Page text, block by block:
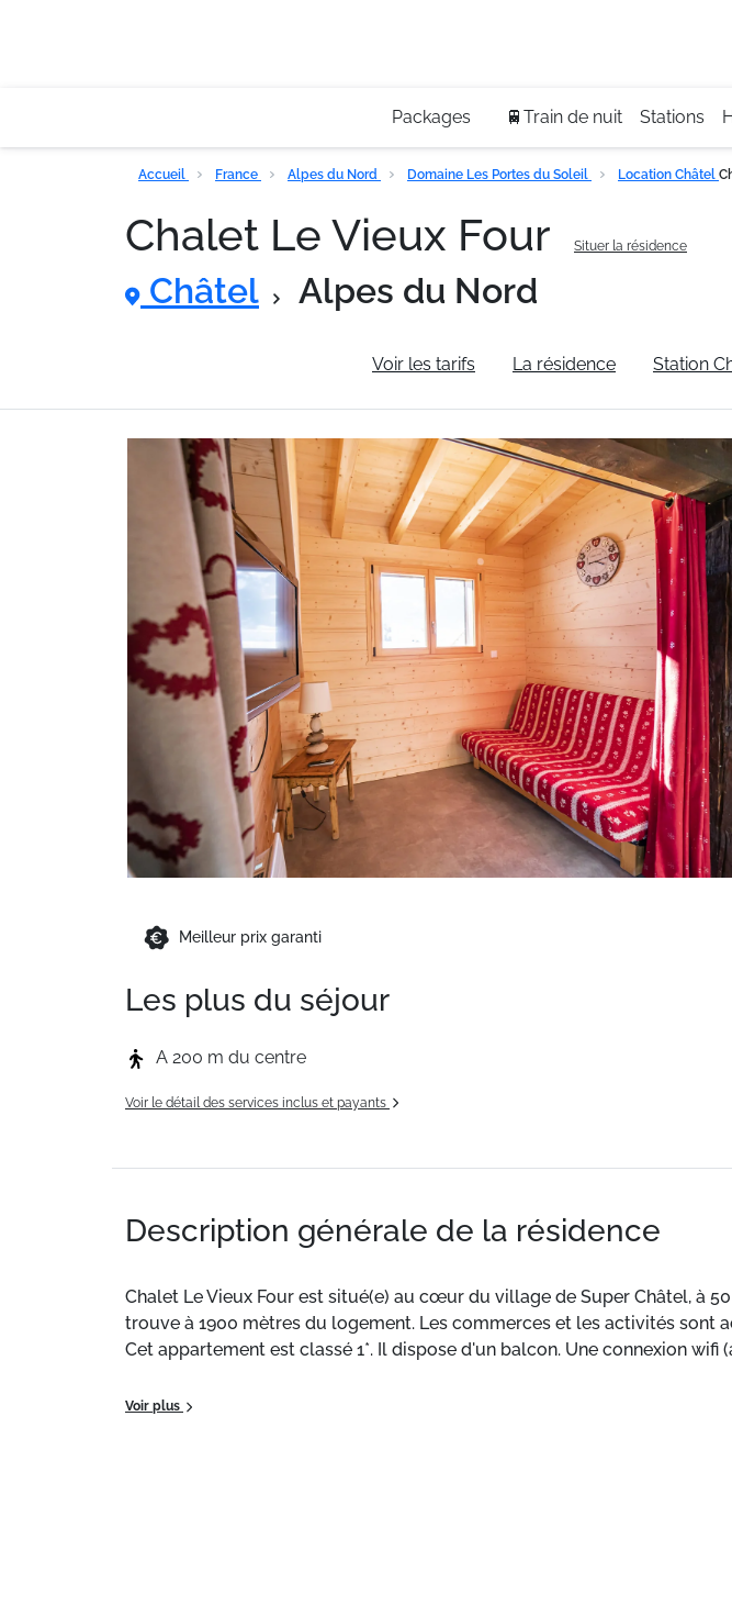
Packages 🚆Train de nuit Stations
Accueil France Alpes du Nord Domaine Les Portes du Soleil Location Châtel
Chalet Le Vieux Four Situer la résidence
Châtel Alpes du Nord
Voir les tarifs La résidence Station
Meilleur prix garanti
Les plus du séjour
A 200 m du centre
Voir le détail des services inclus et payants
Description générale de la résidence
Chalet Le Vieux Four est situé(e) au cœur du village de Super Châtel, à
trouve à 1900 mètres du logement. Les commerces et les activités sont
Cet appartement est classé 1*. Il dispose d'un balcon. Une connexion
Situation :
Voir plus